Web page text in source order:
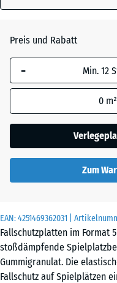
EAN:4251469362031 |
Fallschutzplatten im Format
stoßdämpfende
Gummigranulat. Die
Fallschutz auf Spielplätzen
+ CHF 1.50
Die gewählte, blau
umrandete
Abmessung wird
Produktdaten nicht
anders angegeben)
für die
Bedarfsberechnung
x
50
x 6
cm
Preis und Rabatt
-
0 m²
Zum